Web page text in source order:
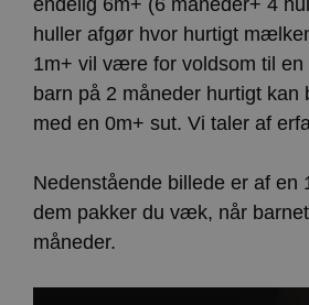
huller afgør hvor hurtigt
1m+ vil være for voldsom til en
barn på 2 måneder hurtigt kan
med en 0m+ sut. Vi taler af
Nedenstående billede er af en
dem pakker du væk, når
måneder.